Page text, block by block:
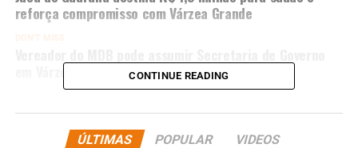
reforça compromisso com Várzea Grande
DON'T MISS
em Várzea Grande
CONTINUE READING
ÚLTIMAS POPULAR VIDEOS